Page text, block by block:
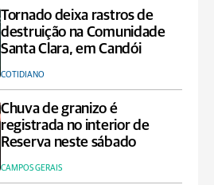
Tornado deixa rastros de
destruição na Comunidade
Santa Clara, em Candói
COTIDIANO
Chuva de granizo é
registrada no interior de
Reserva neste sábado
CAMPOS GERAIS